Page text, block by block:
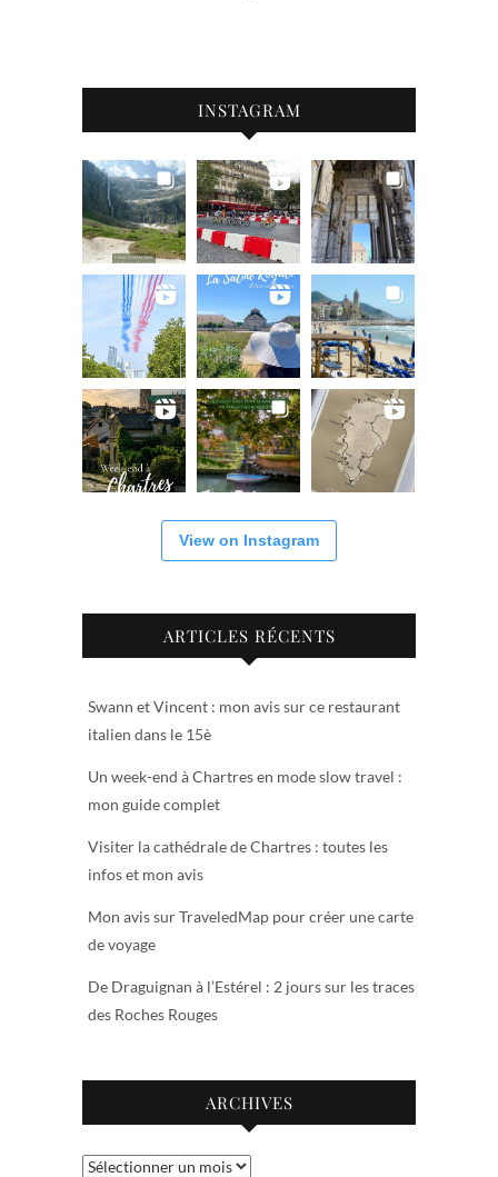
INSTAGRAM
View on Instagram
ARTICLES RÉCENTS
Swann et Vincent : mon avis sur ce restaurant
italien dans le 15è
Un week-end à Chartres en mode slow travel :
mon guide complet
Visiter la cathédrale de Chartres : toutes les
infos et mon avis
Mon avis sur TraveledMap pour créer une carte
de voyage
De Draguignan à l’Estérel : 2 jours sur les traces
des Roches Rouges
ARCHIVES
Archives